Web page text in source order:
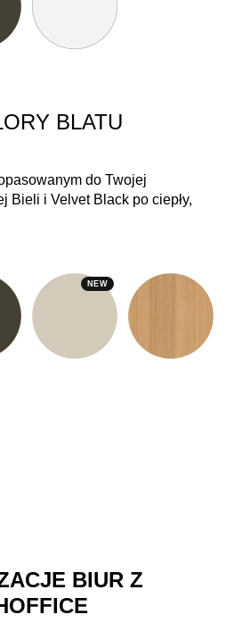
BLATU
do Twojej
Bieli i Velvet Black po ciepły,
NEW
BIUR Z